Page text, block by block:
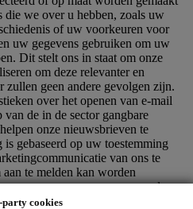
party cookies
die we over u hebben, zoals uw
of uw voorkeuren voor
uw gegevens gebruiken om uw
Dit stelt ons in staat om onze
om deze relevanter en
zullen geen andere gevolgen zijn.
over het openen van e-mail
de in de sector gangbare
onze nieuwsbrieven te
gebaseerd op uw toestemming
van ons te
te melden kan worden
waar persoonsgegevens worden
aan te vinken of, als u